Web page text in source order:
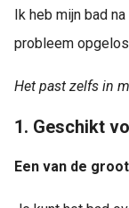
Ik heb mijn bad
probleem
Het past zelfs in
1. Geschikt
Een van de